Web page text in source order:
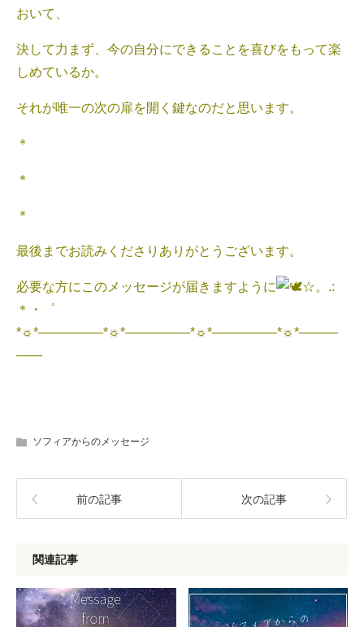
おいて、
決して力まず、今の自分にできることを喜びをもって楽
しめているか。
それが唯一の次の扉を開く鍵なのだと思います。
＊
＊
＊
最後までお読みくださりありがとうございます。
必要な方にこのメッセージが届きますように
☆。.:
＊・゜
*☼*―――――*☼*―――――*☼*―――――*☼*―――
――
ソフィアからのメッセージ
前の記事 次の記事
関連記事